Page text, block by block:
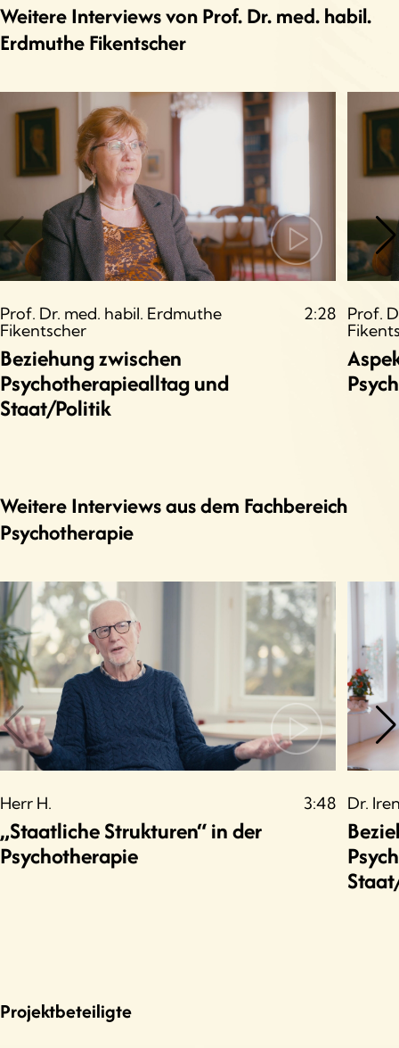
Weitere Interviews von Prof. Dr. med. habil.
Erdmuthe Fikentscher
Prof. Dr. med. habil. Erdmuthe
Fikentscher
2:28
Beziehung zwischen
Psychotherapiealltag und
Staat/Politik
Prof.
Weitere Interviews aus dem Fachbereich
Psychotherapie
Herr H. 3:48
„Staatliche Strukturen“ in der
Psychotherapie
Dr.
Projektbeteiligte